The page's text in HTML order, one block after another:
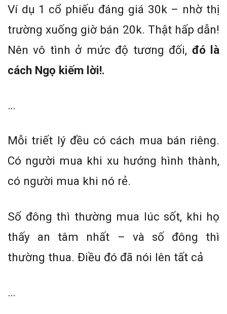
Ví dụ 1 cổ phiếu đáng giá 30k – nhờ thị
trường xuống giờ bán 20k. Thật hấp dẫn!
Nên vô tình ở mức độ tương đối, đó là
cách Ngọ kiếm lời!.
…
Mỗi triết lý đều có cách mua bán riêng.
Có người mua khi xu hướng hình thành,
có người mua khi nó rẻ.
Số đông thì thường mua lúc sốt, khi họ
thấy an tâm nhất – và số đông thì
thường thua. Điều đó đã nói lên tất cả
…